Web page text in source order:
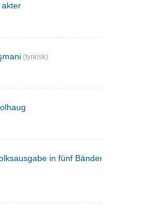
akter
(tyrkisk)
in fünf Bänden